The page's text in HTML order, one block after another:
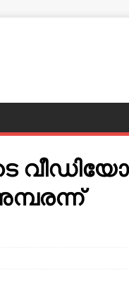
വീഡിയോ